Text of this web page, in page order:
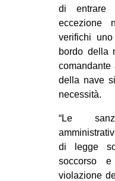
di entrare
verifichi
bordo della
della nave
necessità.
“Le
di legge
soccorso e
violazione